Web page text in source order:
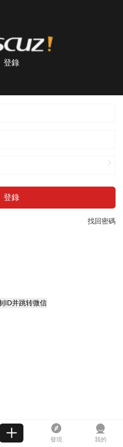
登錄
登錄
找回密碼
ID并跳转微信
發現 我的